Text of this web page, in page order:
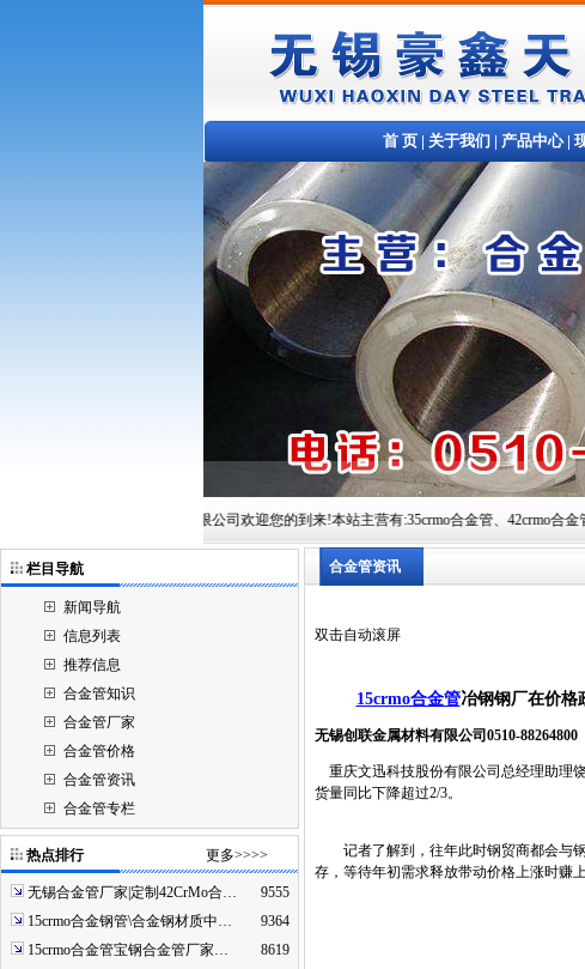
首 页 | 关于我们 | 产品中心|
无锡豪鑫天钢铁贸易有限公司欢迎您的到来!本站主营有:35crmo合金管、42crmo合金
栏目导航
新闻导航
信息列表
推荐信息
合金管知识
合金管厂家
合金管价格
合金管资讯
合金管专栏
热点排行 更多>>>>
无锡合金管厂家|定制42CrMo合…
9555
15crmo合金钢管\合金钢材质中…
9364
15crmo合金管宝钢合金管厂家…
8619
合金管资讯
双击自动滚屏
15crmo合金管冶钢钢厂在价格
无锡创联金属材料有限公司0510-
重庆文迅科技股份有限公司总经理助理
货量同比下降超过2/3。
记者了解到，往年此时钢贸商都会与钢
存，等待年初需求释放带动价格上涨时赚